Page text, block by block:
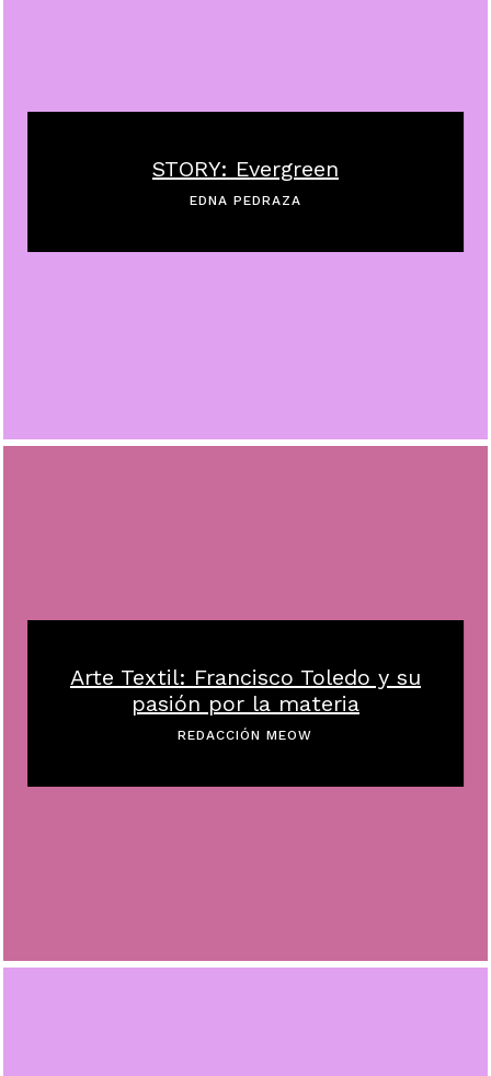
STORY: Evergreen
EDNA PEDRAZA
Arte Textil: Francisco Toledo y su
pasión por la materia
REDACCIÓN MEOW